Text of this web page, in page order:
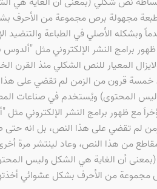
مجهولة برص مجموعة من الأحرف
وبشكله الأصلي في الطباعة والتنضيد
برامج النشر الإلكتروني مثل
المعيار للنص الشكلي منذ
قرون من الزمن لم تقضي على هذا
المحتوى) ويُستخدم في صناعات
مع ظهور برامج النشر الإلكتروني
لم تقضي على هذا النص، بل انه حتى
من هذا النص، وعاد لينتشر مرة
أن الغاية هي الشكل وليس
من الأحرف بشكل عشوائي